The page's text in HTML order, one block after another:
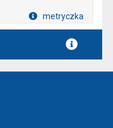
metryczka